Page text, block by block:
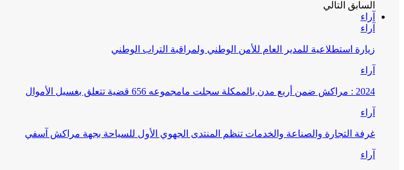
السابق التالي
آراء
آراء
زيارة استطلاعية للمدير العام للأمن الوطني ولمراقبة التراب الوطني
آراء
2024 : مراكش ضمن أربع مدن بالممكلة سجلت مامجموعه 656 قضية تتعلق بغسيل الأموال
آراء
غرفة التجارة والصناعة والخدمات تنظم المنتدى الجهوي الأول للسياحة بجهة مراكش آسفي
آراء